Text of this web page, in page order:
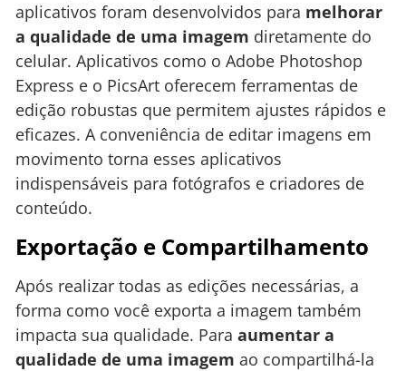
aplicativos foram desenvolvidos para melhorar
a qualidade de uma imagem diretamente do
celular. Aplicativos como o Adobe Photoshop
Express e o PicsArt oferecem ferramentas de
edição robustas que permitem ajustes rápidos e
eficazes. A conveniência de editar imagens em
movimento torna esses aplicativos
indispensáveis para fotógrafos e criadores de
conteúdo.
Exportação e Compartilhamento
Após realizar todas as edições necessárias, a
forma como você exporta a imagem também
impacta sua qualidade. Para aumentar a
qualidade de uma imagem ao compartilhá-la